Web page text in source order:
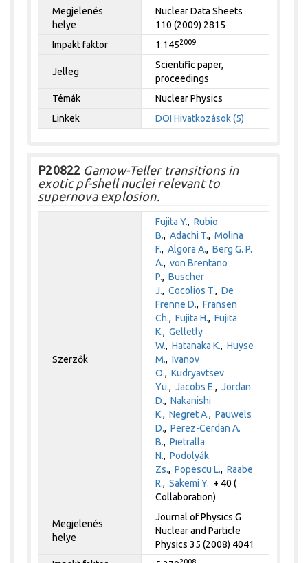
Megjelenés
helye
Nuclear Data Sheets
110 (2009) 2815
Impakt faktor
1.1452009
Jelleg
Scientific paper,
proceedings
Témák
Nuclear Physics
Linkek
DOI Hivatkozások (5)
P20822 Gamow-Teller transitions in
exotic pf-shell nuclei relevant to
supernova explosion.
Szerzők
Fujita Y.,Rubio
B.,Adachi T.,Molina
F.,Algora A.,Berg G. P.
A.,von Brentano
P.,Buscher
J.,Cocolios T.,De
Frenne D.,Fransen
Ch.,Fujita H.,Fujita
K.,Gelletly
W.,Hatanaka K.,Huyse
M.,Ivanov
O.,Kudryavtsev
Yu.,Jacobs E.,Jordan
D.,Nakanishi
K.,Negret A.,Pauwels
D.,Perez-Cerdan A.
B.,Pietralla
N.,Podolyák
Zs.,Popescu L.,Raabe
R.,Sakemi Y. + 40 (
Collaboration)
Megjelenés
helye
Journal of Physics G
Nuclear and Particle
Physics 35 (2008) 4041